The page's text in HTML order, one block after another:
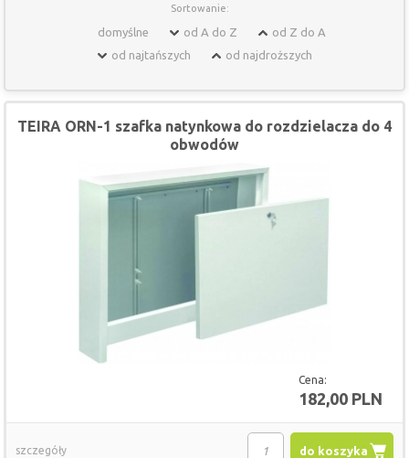
Sortowanie:
domyślne od A do Z
od Z do A
od najtańszych
od najdroższych
Cena:
182,00 PLN
TEIRA ORN-1 szafka natynkowa do rozdzielacza do 4
obwodów
do koszyka
szczegóły